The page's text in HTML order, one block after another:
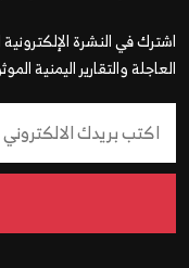
اشترك في النشرة
العاجلة والتقارير اليمنية